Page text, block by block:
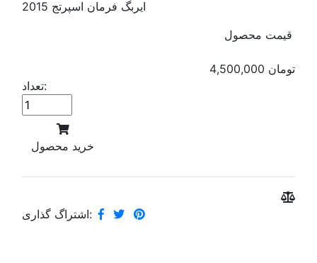
ایربگ فرمان اسپرتج 2015
قیمت محصول
4,500,000 تومان
تعداد:
خرید محصول
اشتراگ گذاری: